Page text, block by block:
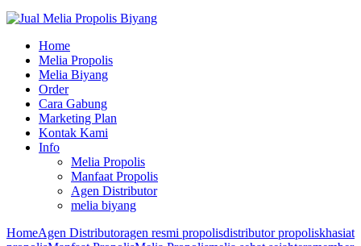
Home
Melia Propolis
Melia Biyang
Order
Cara Gabung
Marketing Plan
Kontak Kami
Info
Melia Propolis
Manfaat Propolis
Agen Distributor
melia biyang
HomeAgen Distributoragen resmi propolisdistributor propoliskhasiat